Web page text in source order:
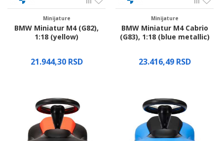
Minijature
BMW Miniatur M4 (G82),
1:18 (yellow)
21.944,30 RSD
Minijature
BMW Miniatur M4 Cabrio
(G83), 1:18 (blue metallic)
23.416,49 RSD